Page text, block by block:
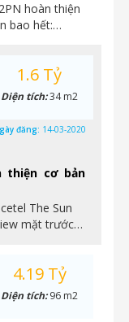
hoàn thiện
bao hết:…
thiện cơ bản
The Sun
mặt trước…
1.6 Tỷ
Diện tích:34 m2
đăng: 14-03-2020
4.19 Tỷ
Diện tích:96 m2